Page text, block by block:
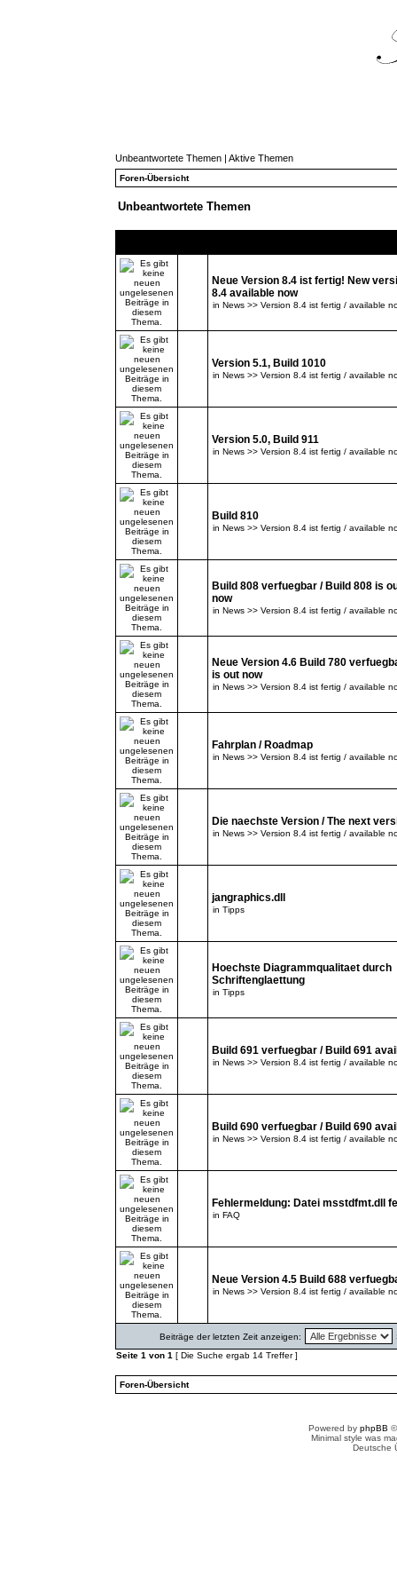
Unbeantwortete Themen | Aktive Themen
Foren-Übersicht
Unbeantwortete Themen
Neue Version 8.4 ist fertig! New
8.4 available now
in News >> Version 8.4 ist fertig / available
Version 5.1, Build 1010
in News >> Version 8.4 ist fertig / available
Version 5.0, Build 911
in News >> Version 8.4 ist fertig / available
Build 810
in News >> Version 8.4 ist fertig / available
Build 808 verfuegbar / Build 808 is
now
in News >> Version 8.4 ist fertig / available
Neue Version 4.6 Build 780
is out now
in News >> Version 8.4 ist fertig / available
Fahrplan / Roadmap
in News >> Version 8.4 ist fertig / available
Die naechste Version / The next
in News >> Version 8.4 ist fertig / available
jangraphics.dll
in Tipps
Hoechste Diagrammqualitaet durch
Schriftenglaettung
in Tipps
Build 691 verfuegbar / Build 691
in News >> Version 8.4 ist fertig / available
Build 690 verfuegbar / Build 690
in News >> Version 8.4 ist fertig / available
Fehlermeldung: Datei msstdfmt.dll
in FAQ
Neue Version 4.5 Build 688
in News >> Version 8.4 ist fertig / available
Beiträge der letzten Zeit anzeigen:
Seite 1 von 1 [ Die Suche ergab 14 Treffer ]
Foren-Übersicht
Powered by phpBB
Minimal style was
Deutsche